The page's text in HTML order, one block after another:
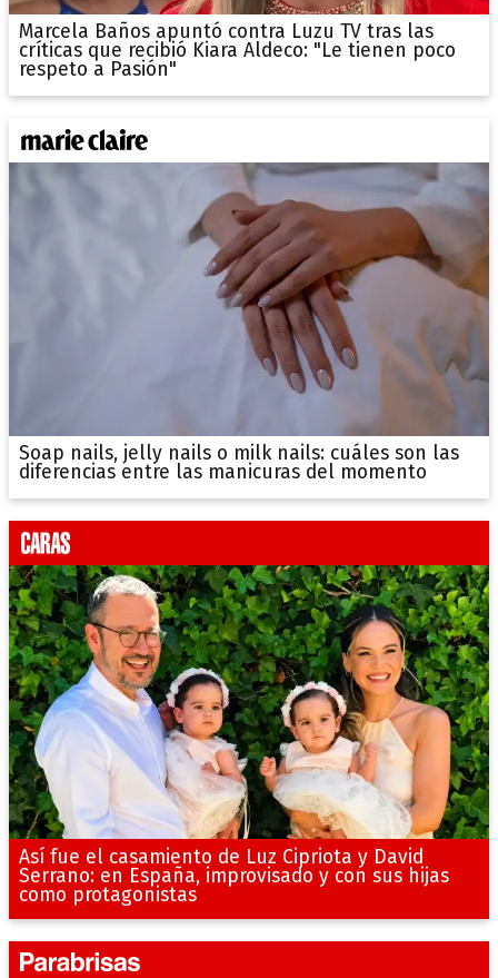
Marcela Baños apuntó contra Luzu TV tras las
críticas que recibió Kiara Aldeco: "Le tienen poco
respeto a Pasión"
Soap nails, jelly nails o milk nails: cuáles son las
diferencias entre las manicuras del momento
Así fue el casamiento de Luz Cipriota y David
Serrano: en España, improvisado y con sus hijas
como protagonistas